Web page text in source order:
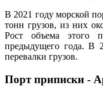
В 2021 году морской
тонн грузов, из них
Рост объема этого
предыдущего года. В
перевалки грузов.
Порт приписки -